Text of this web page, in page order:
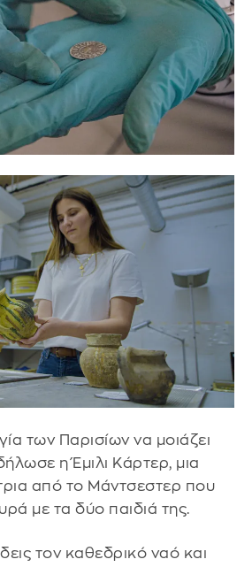
των Παρισίων να μοιάζει
η Έμιλι Κάρτερ, μια
από το Μάντσεστερ που
με τα δύο παιδιά της.
τον καθεδρικό ναό και